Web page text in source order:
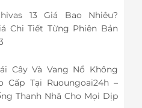
13 Giá Bao Nhiêu?
Chi Tiết Từng Phiên Bản
Cây Và Vang Nổ Không
Cấp Tại Ruoungoai24h –
Thanh Nhã Cho Mọi Dịp